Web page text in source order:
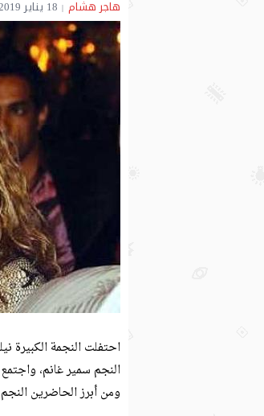
هاجر هشام 18 يناير 2019
النجم سمير غانم،
ومن أبرز الحاضرين